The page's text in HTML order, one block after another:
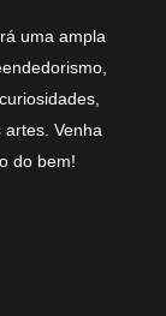
uma ampla
Venha
do bem!